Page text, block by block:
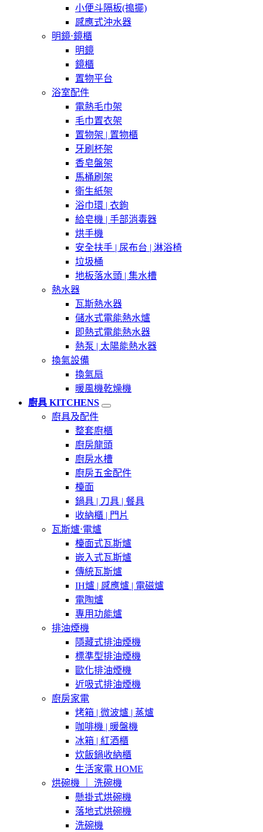
小便斗隔板(搗擺)
感應式沖水器
明鏡⋅鏡櫃
明鏡
鏡櫃
置物平台
浴室配件
電熱毛巾架
毛巾置衣架
置物架 | 置物櫃
牙刷杯架
香皂盤架
馬桶刷架
衛生紙架
浴巾環 | 衣鉤
給皂機 | 手部消毒器
烘手機
安全扶手 | 尿布台 | 淋浴椅
垃圾桶
地板落水頭 | 集水槽
熱水器
瓦斯熱水器
儲水式電能熱水爐
即熱式電能熱水器
熱泵 | 太陽能熱水器
換氣設備
換氣扇
暖風機乾燥機
廚具 KITCHENS
廚具及配件
整套廚櫃
廚房龍頭
廚房水槽
廚房五金配件
檯面
鍋具 | 刀具 | 餐具
收納櫃 | 門片
瓦斯爐⋅電爐
檯面式瓦斯爐
嵌入式瓦斯爐
傳統瓦斯爐
IH爐 | 感應爐 | 電磁爐
電陶爐
專用功能爐
排油煙機
隱藏式排油煙機
標準型排油煙機
歐化排油煙機
近吸式排油煙機
廚房家電
烤箱 | 微波爐 | 蒸爐
咖啡機 | 暖盤機
冰箱 | 紅酒櫃
炊飯鍋收納櫃
生活家電 HOME
烘碗機 ｜ 洗碗機
懸掛式烘碗機
落地式烘碗機
洗碗機